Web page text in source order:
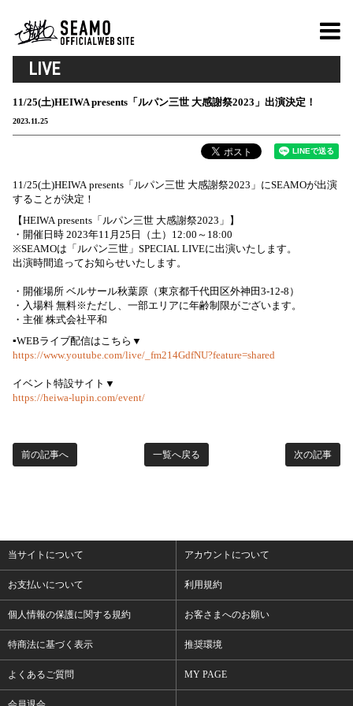
LIVE
11/25(土)HEIWA presents「ルパン三世 大感謝祭2023」出演決定！
2023.11.25
11/25(土)HEIWA presents「ルパン三世 大感謝祭2023」にSEAMOが出演
することが決定！
【HEIWA presents「ルパン三世 大感謝祭2023」】
・開催日時 2023年11月25日（土）12:00～18:00
※SEAMOは「ルパン三世」SPECIAL LIVEに出演いたします。
出演時間追ってお知らせいたします。
・開催場所 ベルサール秋葉原（東京都千代田区外神田3-12-8）
・入場料 無料※ただし、一部エリアに年齢制限がございます。
・主催 株式会社平和
▪WEBライブ配信はこちら▼
https://www.youtube.com/live/_fm214GdfNU?feature=shared
イベント特設サイト▼
https://heiwa-lupin.com/event/
次の記事
一覧へ戻る
前の記事へ
当サイトについて アカウントについて
お支払いについて 利用規約
個人情報の保護に関する規約 お客さまへのお願い
特商法に基づく表示 推奨環境
よくあるご質問 MY PAGE